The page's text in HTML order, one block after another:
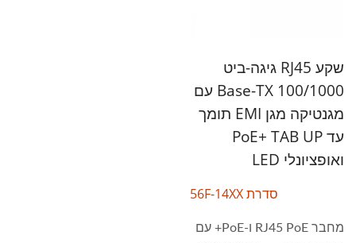
שקע RJ45 גיגה-ביט
100/1000 Base-TX עם
מגנטיקה מגן EMI תומך
עד PoE+ TAB UP
ואופציונלי LED
סדרת 56F-14XX
מחבר RJ45 PoE ו-PoE+ עם